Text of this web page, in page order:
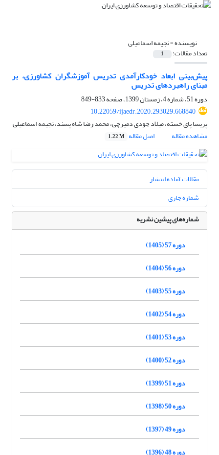
نویسنده =نجیمه اسماعیلی
تعداد مقالات: 1
پیش‌بینی ابعاد خودکارآمدی تدریس آموزشگران کشاورزی، بر
مبنای راهبردهای تدریس
دوره 51، شماره 4، زمستان 1399، صفحه
833-849
10.22059/ijaedr.2020.293029.668840
پریسا پای خسته، میلاد جودی دمیرچی، محمد رضا شاه پسند، نجیمه اسماعیلی
مشاهده مقاله
اصل مقاله 1.22 M
مقالات آماده انتشار
شماره جاری
شماره‌های پیشین نشریه
دوره 57 (1405)
دوره 56 (1404)
دوره 55 (1403)
دوره 54 (1402)
دوره 53 (1401)
دوره 52 (1400)
دوره 51 (1399)
دوره 50 (1398)
دوره 49 (1397)
دوره 48 (1396)